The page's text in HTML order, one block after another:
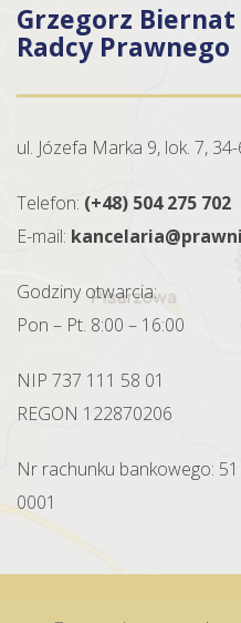
Grzegorz
Radcy Prawnego
ul. Józefa Marka 9, lok. 7,
Telefon: (+48) 504 275 702
E-mail:
Godziny otwarcia:
Pon – Pt. 8:00 – 16:00
NIP 737 111 58 01
REGON 122870206
Nr rachunku bankowego:
0001